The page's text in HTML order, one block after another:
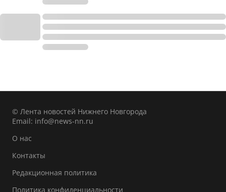
© Лента новостей Нижнего Новгорода
Email: info@news-nn.ru
О нас
Контакты
Редакционная политика
Политика конфиденциальности